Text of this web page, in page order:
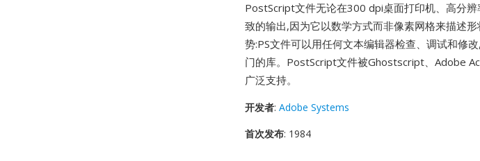
PostScript文件无论在300 dpi桌面打印机、高分
致的输出,因为它以数学方式而非像素网格来描述
势:PS文件可以用任何文本编辑器检查、调试和修
门的库。PostScript文件被Ghostscript、Adobe
广泛支持。
开发者: Adobe Systems
首次发布: 1984